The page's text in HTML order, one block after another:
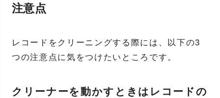
注意点
レコードをクリーニングする際には、以下の3
つの注意点に気をつけたいところです。
クリーナーを動かすときはレコードの